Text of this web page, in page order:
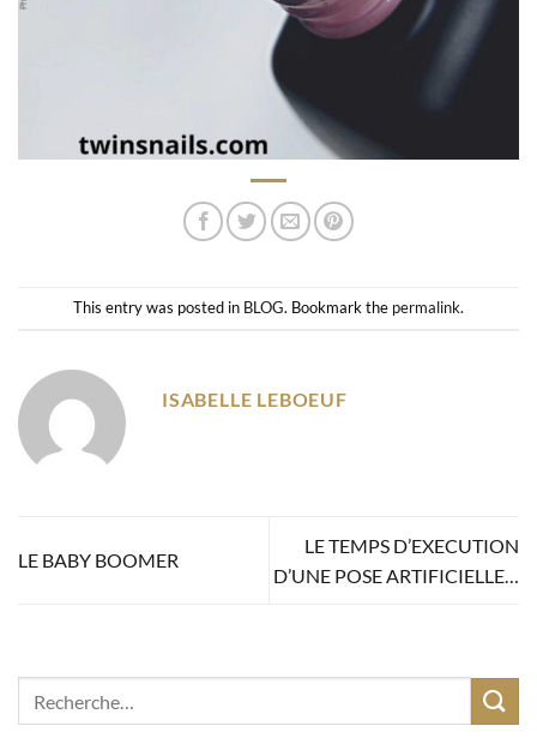
This entry was posted in BLOG. Bookmark the permalink.
ISABELLE LEBOEUF
LE BABY BOOMER
LE TEMPS D’EXECUTION
D’UNE POSE ARTIFICIELLE…